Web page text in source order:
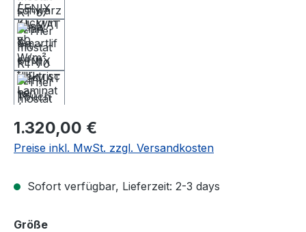
Regulärer Preis:
1.320,00 €
Preise inkl. MwSt. zzgl. Versandkosten
Sofort verfügbar, Lieferzeit: 2-3 days
Größeauswählen